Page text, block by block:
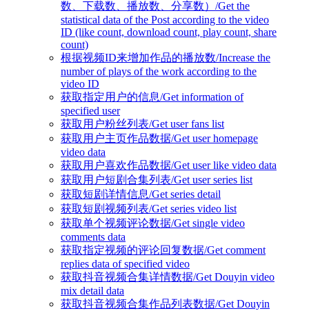
数、下载数、播放数、分享数）/Get the
statistical data of the Post according to the video
ID (like count, download count, play count, share
count)
根据视频ID来增加作品的播放数/Increase the
number of plays of the work according to the
video ID
获取指定用户的信息/Get information of
specified user
获取用户粉丝列表/Get user fans list
获取用户主页作品数据/Get user homepage
video data
获取用户喜欢作品数据/Get user like video data
获取用户短剧合集列表/Get user series list
获取短剧详情信息/Get series detail
获取短剧视频列表/Get series video list
获取单个视频评论数据/Get single video
comments data
获取指定视频的评论回复数据/Get comment
replies data of specified video
获取抖音视频合集详情数据/Get Douyin video
mix detail data
获取抖音视频合集作品列表数据/Get Douyin